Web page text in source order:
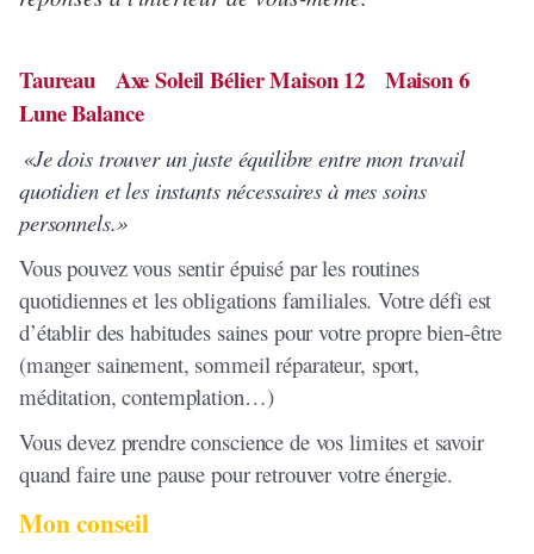
Taureau Axe Soleil Bélier Maison 12 Maison 6
Lune Balance
«Je dois trouver un juste équilibre entre mon travail
quotidien et les instants nécessaires à mes soins
personnels.»
Vous pouvez vous sentir épuisé par les routines
quotidiennes et les obligations familiales. Votre défi est
d’établir des habitudes saines pour votre propre bien-être
(manger sainement, sommeil réparateur, sport,
méditation, contemplation…)
Vous devez prendre conscience de vos limites et savoir
quand faire une pause pour retrouver votre énergie.
Mon conseil